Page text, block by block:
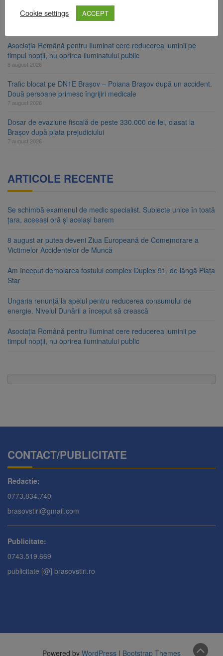
Ungaria renunță la apelul pentru reducerea consumului de
energie. Nivelul Dunării a început să crească
Asociația Română pentru Iluminat cere reducerea luminii pe
timpul nopții, nu oprirea iluminatului public
8 august 2026
Trafic blocat pe DN1E Brașov – Poiana Brașov după un accident.
Două persoane primesc îngrijiri medicale
7 august 2026
Dosar de evaziune fiscală de peste 330.000 de lei, clasat la
Brașov după plata prejudiciului
7 august 2026
ARTICOLE RECENTE
Se schimbă examenul de medic specialist. Subiecte unice în toată
țara, aceeași oră și același barem
8 august ar putea deveni Ziua Europeană de Comemorare a
Victimelor Accidentelor de Muncă
Am început demolarea fostului complex Duplex 91, de lângă Piața
Star
Ungaria renunță la apelul pentru reducerea consumului de
energie. Nivelul Dunării a început să crească
Asociația Română pentru Iluminat cere reducerea luminii pe
timpul nopții, nu oprirea iluminatului public
CONTACT/PUBLICITATE
Redactie:
0773.834.740
brasovstiri@gmail.com
Publicitate:
0743.519.669
publicitate [@] brasovstiri.ro
Powered by WordPress | Bootstrap Themes
Cookie settings
ACCEPT